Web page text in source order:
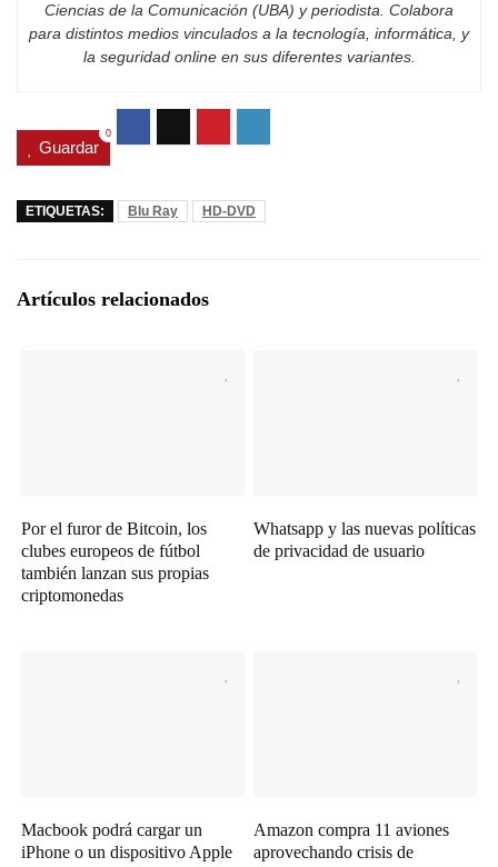
Ciencias de la Comunicación (UBA) y periodista. Colabora
para distintos medios vinculados a la tecnología, informática, y
la seguridad online en sus diferentes variantes.
Guardar
0
ETIQUETAS: Blu Ray HD-DVD
Artículos relacionados
Por el furor de Bitcoin, los
clubes europeos de fútbol
también lanzan sus propias
criptomonedas
Whatsapp y las nuevas políticas
de privacidad de usuario
Macbook podrá cargar un
iPhone o un dispositivo Apple
Amazon compra 11 aviones
aprovechando crisis de